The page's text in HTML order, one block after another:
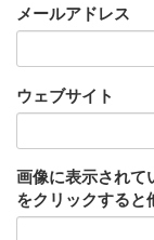
メールアドレス
ウェブサイト
画像に表示されて
をクリックすると